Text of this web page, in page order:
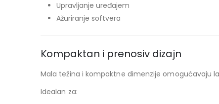
Upravljanje uređajem
Ažuriranje softvera
Kompaktan i prenosiv dizajn
Mala težina i kompaktne dimenzije omogućavaju
Idealan za: